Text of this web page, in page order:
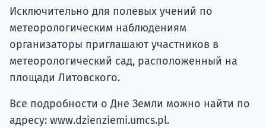
Исключительно для полевых учений по
метеорологическим наблюдениям
организаторы приглашают участников в
метеорологический сад, расположенный на
площади Литовского.
Все подробности о Дне Земли можно найти по
адресу: www.dzienziemi.umcs.pl.